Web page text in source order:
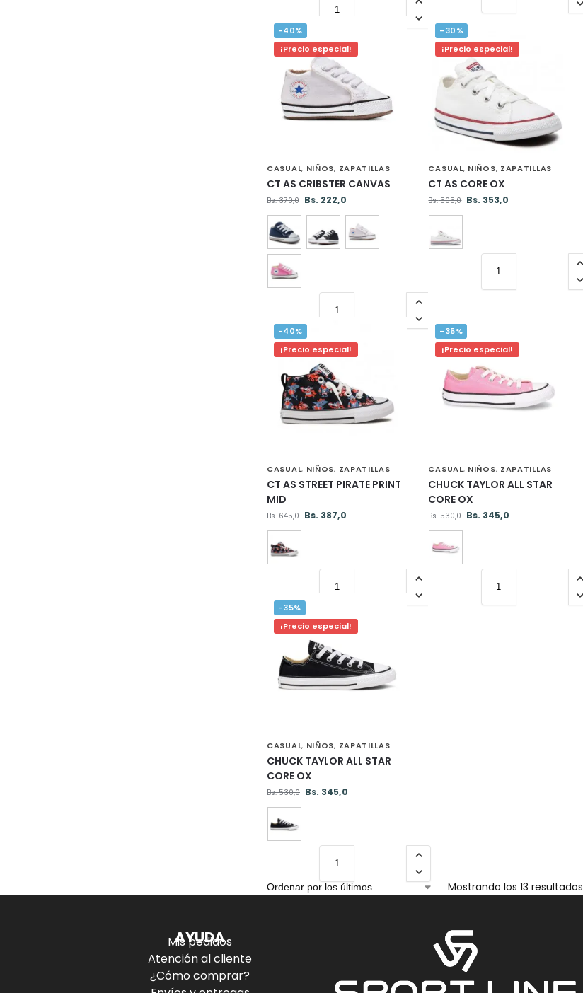
-40%
¡Precio especial!
CASUAL, NIÑOS, ZAPATILLAS
CT AS CRIBSTER CANVAS
Bs.370,0 Bs. 222,0
-30%
¡Precio especial!
CASUAL, NIÑOS, ZAPATILLAS
CT AS CORE OX
Bs.505,0 Bs. 353,0
-40%
¡Precio especial!
CASUAL, NIÑOS, ZAPATILLAS
CT AS STREET PIRATE PRINT
MID
Bs.645,0 Bs. 387,0
-35%
¡Precio especial!
CASUAL, NIÑOS, ZAPATILLAS
CHUCK TAYLOR ALL STAR
CORE OX
Bs.530,0 Bs. 345,0
-35%
¡Precio especial!
CASUAL, NIÑOS, ZAPATILLAS
CHUCK TAYLOR ALL STAR
CORE OX
Bs.530,0 Bs. 345,0
Mostrando los 13 resultados
AYUDA
Mis pedidos
Atención al cliente
¿Cómo comprar?